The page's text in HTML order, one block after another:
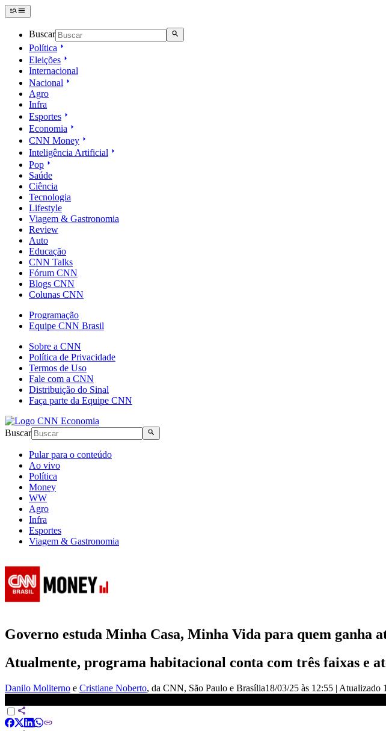
Buscar
Política
Eleições
Internacional
Nacional
Agro
Infra
Esportes
Economia
CNN Money
Inteligência Artificial
Pop
Saúde
Ciência
Tecnologia
Lifestyle
Viagem & Gastronomia
Review
Auto
Educação
CNN Talks
Fórum CNN
Blogs CNN
Colunas CNN
Programação
Equipe CNN Brasil
Sobre a CNN
Política de Privacidade
Termos de Uso
Fale com a CNN
Distribuição do Sinal
Faça parte da Equipe CNN
Buscar
Pular para o conteúdo
Ao vivo
Política
Money
WW
Agro
Infra
Esportes
Viagem & Gastronomia
Governo estuda Minha Casa, Minha Vida para quem ganha
Atualmente, programa habitacional conta com três faixas e
Danilo Moliterno e Cristiane Noberto, da CNN, São Paulo e Brasília18/03/25 às 12:55 | Atualizado